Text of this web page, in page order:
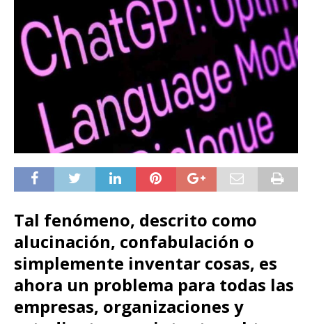
Tal fenómeno, descrito como
alucinación, confabulación o
simplemente inventar cosas, es
ahora un problema para todas las
empresas, organizaciones y